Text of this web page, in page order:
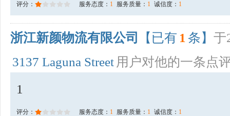
评分： 服务态度： 1 服务质量： 1 诚信度： 1
浙江新颜物流有限公司 【已有 1 条】 于
3137 Laguna Street 用户对他的一条点
1
评分： 服务态度： 1 服务质量： 1 诚信度： 1